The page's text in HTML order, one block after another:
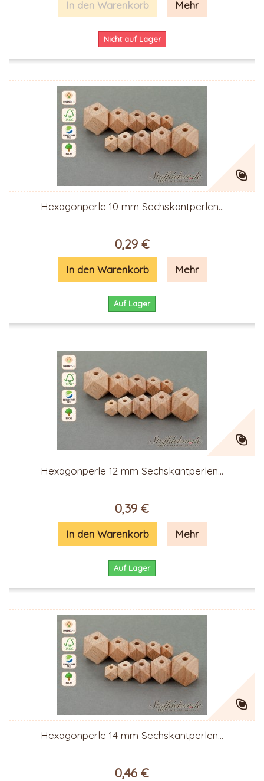
In den Warenkorb Mehr
Nicht auf Lager
Hexagonperle 10 mm Sechskantperlen...
0,29 €
In den Warenkorb Mehr
Auf Lager
Hexagonperle 12 mm Sechskantperlen...
0,39 €
In den Warenkorb Mehr
Auf Lager
Hexagonperle 14 mm Sechskantperlen...
0,46 €